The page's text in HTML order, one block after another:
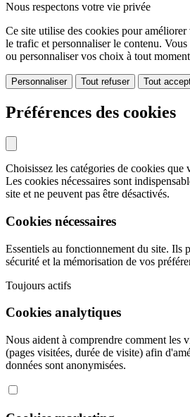
Nous respectons votre vie privée
Ce site utilise des cookies pour
le trafic et personnaliser le contenu.
ou personnaliser vos choix à tout
Personnaliser Tout refuser Tout
Préférences des cookies
Choisissez les catégories de cookies que
Les cookies nécessaires sont
site et ne peuvent pas être désactivés.
Cookies nécessaires
Essentiels au fonctionnement du site. Ils
sécurité et la mémorisation de vos
Toujours actifs
Cookies analytiques
Nous aident à comprendre comment les
(pages visitées, durée de visite) afin
données sont anonymisées.